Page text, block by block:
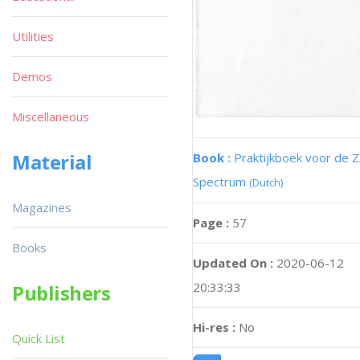
Book : Praktijkboek voor de
Spectrum (Dutch)
Page : 57
Updated On : 2020-06-12
20:33:33
Hi-res : No
Utilities
Demos
Miscellaneous
Material
Magazines
Books
Publishers
Quick List